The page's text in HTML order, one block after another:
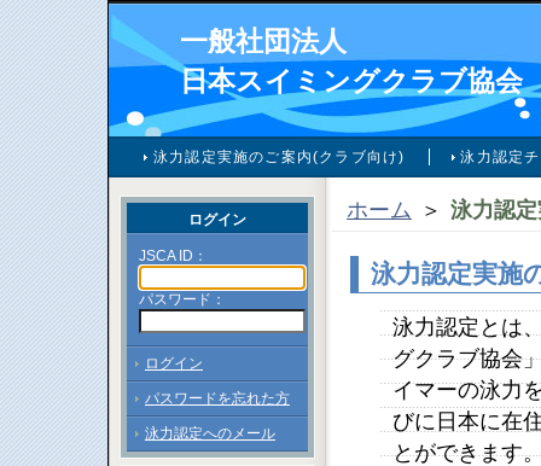
一般社団法人
日本スイミングクラブ協会
泳力認定実施のご案内(クラブ向け) 泳力認定
ホーム ＞ 泳力認
泳力認定実施
泳力認定とは
グクラブ協会
イマーの泳力
びに日本に在
とができます
ログイン
JSCA ID：
パスワード：
ログイン
パスワードを忘れた方
泳力認定へのメール